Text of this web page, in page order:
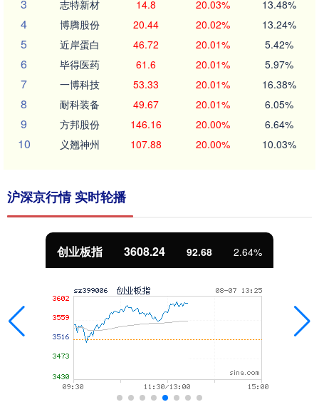
3 志特新材 14.8 20.03% 13.48%
4 博腾股份 20.44 20.02% 13.24%
5 近岸蛋白 46.72 20.01% 5.42%
6 毕得医药 61.6 20.01% 5.97%
7 一博科技 53.33 20.01% 16.38%
8 耐科装备 49.67 20.01% 6.05%
9 方邦股份 146.16 20.00% 6.64%
10 义翘神州 107.88 20.00% 10.03%
沪深京行情 实时轮播
基金指数 7239.70 9.90